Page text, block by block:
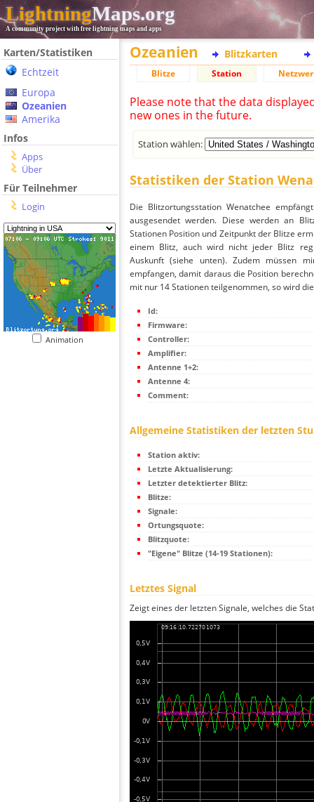
LightningMaps.org
A community project with free lightning maps and apps
Karten/Statistiken
Echtzeit
Europa
Ozeanien
Amerika
Infos
Apps
Über
Für Teilnehmer
Login
Animation
Ozeanien Blitzkarten
Blitze Station
Please note that the data
new ones in the future.
Station wählen:
Statistiken der Station
Die Blitzortungsstation Wenatchee
ausgesendet werden. Diese werden an
Stationen Position und Zeitpunkt der Blitze
einem Blitz, auch wird nicht jeder Blitz
Auskunft (siehe unten). Zudem müssen
empfangen, damit daraus die Position
mit nur 14 Stationen teilgenommen, so wird
Id:
Firmware:
Controller:
Amplifier:
Antenne 1+2:
Antenne 4:
Comment:
Allgemeine Statistiken der letzten
Station aktiv:
Letzte Aktualisierung:
Letzter detektierter Blitz:
Blitze:
Signale:
Ortungsquote:
Blitzquote:
"Eigene" Blitze (14-19 Stationen):
Letztes Signal
Zeigt eines der letzten Signale, welches die